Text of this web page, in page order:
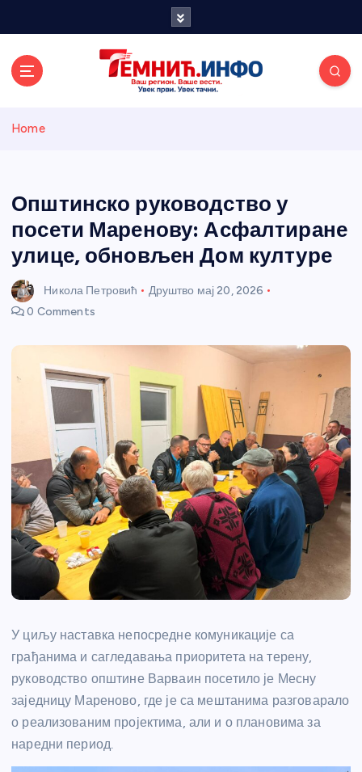
и портал
Home
Општинско руководство у
посети Маренову: Асфалтиране
улице, обновљен Дом културе
Никола Петровић Друштво мај 20, 2026
0 Comments
У циљу наставка непосредне комуникације са
грађанима и сагледавања приоритета на терену,
руководство општине Варваин посетило је Месну
заједницу Мареново, где је са мештанима разговарало
о реализованим пројектима, али и о плановима за
наредни период.